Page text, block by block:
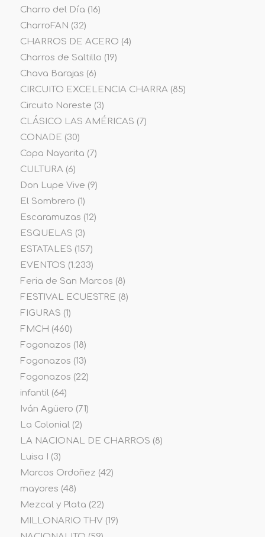
Charro del Día (16)
CharroFAN (32)
CHARROS DE ACERO (4)
Charros de Saltillo (19)
Chava Barajas (6)
CIRCUITO EXCELENCIA CHARRA(85)
Circuito Noreste (3)
CLÁSICO LAS AMÉRICAS (7)
CONADE (30)
Copa Nayarita (7)
CULTURA(6)
Don Lupe Vive (9)
El Sombrero (1)
Escaramuzas (12)
ESQUELAS (3)
ESTATALES (157)
EVENTOS (1.233)
Feria de San Marcos (8)
FESTIVAL ECUESTRE (8)
FIGURAS (1)
FMCH (460)
Fogonazos (18)
Fogonazos (13)
Fogonazos (22)
infantil(64)
Iván Agüero (71)
La Colonial(2)
LA NACIONAL DE CHARROS (8)
Luisa I
(3)
Marcos Ordoñez (42)
mayores (48)
Mezcal y Plata (22)
MILLONARIO THV(19)